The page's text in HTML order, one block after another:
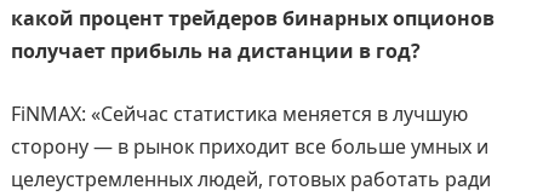
какой процент трейдеров бинарных опционов
получает прибыль на дистанции в год?
FiNMAX: «Сейчас статистика меняется в лучшую
сторону — в рынок приходит все больше умных и
целеустремленных людей, готовых работать ради